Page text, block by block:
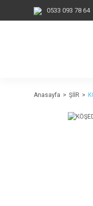
0533 093 78 64
Anasayfa ŞİİR